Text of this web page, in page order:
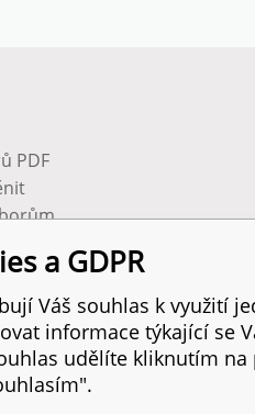
PDF
a GDPR
Váš souhlas k využití
informace týkající se
udělíte kliknutím na